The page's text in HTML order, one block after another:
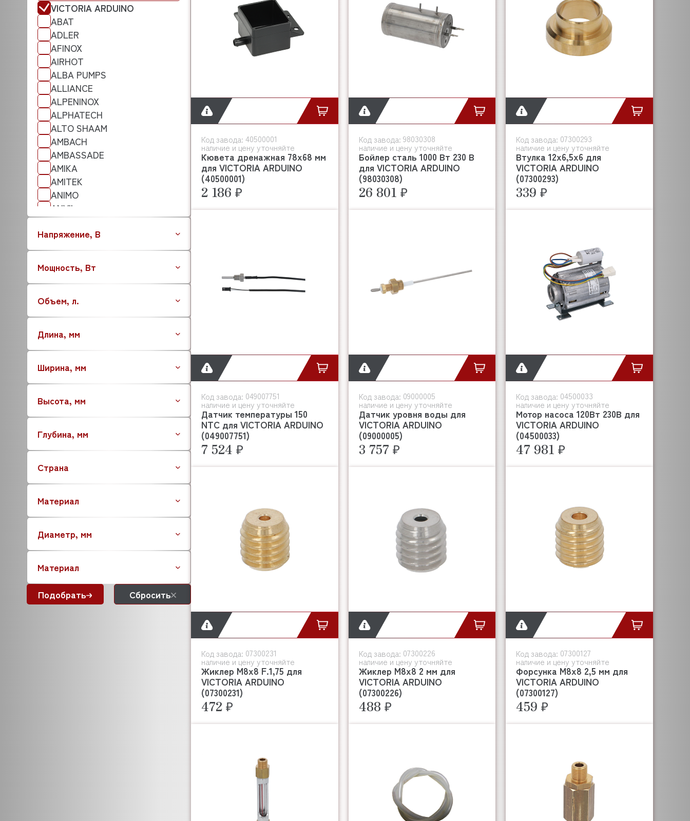
VICTORIA ARDUINO
ABAT
ADLER
AFINOX
AIRHOT
ALBA PUMPS
ALLIANCE
ALPENINOX
ALPHATECH
ALTO SHAAM
AMBACH
AMBASSADE
AMIKA
AMITEK
ANIMO
ANVIL
APACH
ANKO
AQUA
ARKTO
ARTHERMO
APS
ASCASO
ASCON TECNOLOGIC
ASF/THOMAS
ATA
ATESY (АТЕСИ)
ATEL
ATOLLSPEED
BAKE OFF
BARTSCHER
BEAR VARIMIXER
BECKERS
BEKO
BERTOS
BEST FOR
BIZERBA
BARTEC
BONGARD
BONNET
BORES
Напряжение, В
Мощность, Вт
Объем, л.
Длина, мм
Ширина, мм
Высота, мм
Глубина, мм
Страна
Материал
Диаметр, мм
Материал
Подобрать Сбросить
Код завода: 40500001
наличие и цену уточняйте
Кювета дренажная 78x68 мм
для VICTORIA ARDUINO
(40500001)
2 186 ₽
Код завода: 98030308
наличие и цену уточняйте
Бойлер сталь 1000 Вт 230 В
для VICTORIA ARDUINO
(98030308)
26 801 ₽
Код завода: 07300293
наличие и цену уточняйте
Втулка 12x6,5x6 для
VICTORIA ARDUINO
(07300293)
339 ₽
Код завода: 049007751
наличие и цену уточняйте
Датчик температуры 150
NTC для VICTORIA ARDUINO
(049007751)
7 524 ₽
Код завода: 09000005
наличие и цену уточняйте
Датчик уровня воды для
VICTORIA ARDUINO
(09000005)
3 757 ₽
Код завода: 04500033
наличие и цену уточняйте
Мотор насоса 120Вт 230В для
VICTORIA ARDUINO
(04500033)
47 981 ₽
Код завода: 07300231
наличие и цену уточняйте
Жиклер M8x8 F.1,75 для
VICTORIA ARDUINO
(07300231)
472 ₽
Код завода: 07300226
наличие и цену уточняйте
Жиклер M8x8 2 мм для
VICTORIA ARDUINO
(07300226)
488 ₽
Код завода: 07300127
наличие и цену уточняйте
Форсунка M8x8 2,5 мм для
VICTORIA ARDUINO
(07300127)
459 ₽